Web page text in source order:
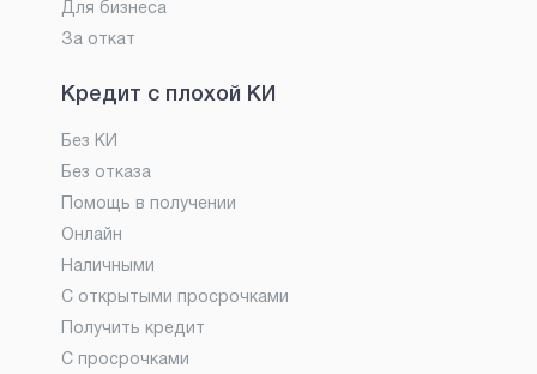
Для бизнеса
За откат
Кредит с плохой КИ
Без КИ
Без отказа
Помощь в получении
Онлайн
Наличными
С открытыми просрочками
Получить кредит
С просрочками